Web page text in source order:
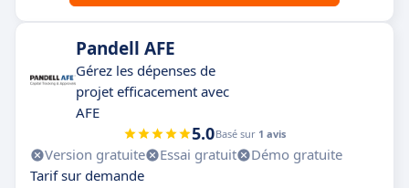
Pandell AFE
Gérez les dépenses de
projet efficacement avec
AFE
5.0Basé sur 1 avis
Version gratuite Essai gratuit
Démo gratuite
Tarif sur demande